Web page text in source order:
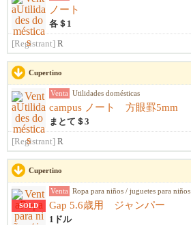
ノート
各＄1
[Registrant] R
Cupertino
Venta Utilidades domésticas
campus ノート 方眼罫5mm
まとて＄3
[Registrant] R
Cupertino
SOLD
Venta Ropa para niños / juguetes para niños
Gap 5.6歳用 ジャンパー
1ドル